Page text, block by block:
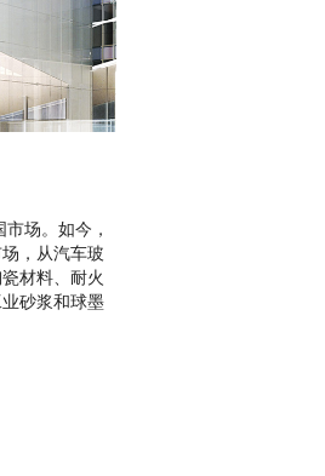
场。如今，
，从汽车玻
材料、耐火
砂浆和球墨